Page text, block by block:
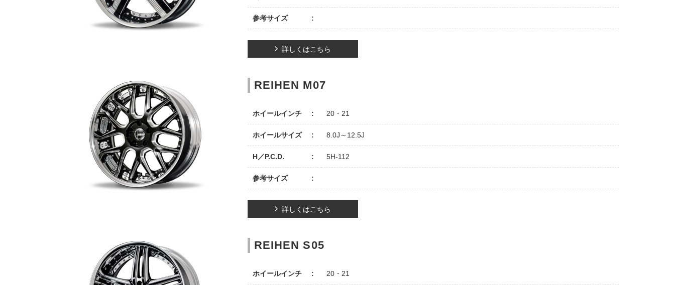
参考サイズ
詳しくはこちら
REIHEN M07
ホイールインチ 20・21
ホイールサイズ 8.0J～12.5J
H／P.C.D. 5H-112
参考サイズ
詳しくはこちら
REIHEN S05
ホイールインチ 20・21